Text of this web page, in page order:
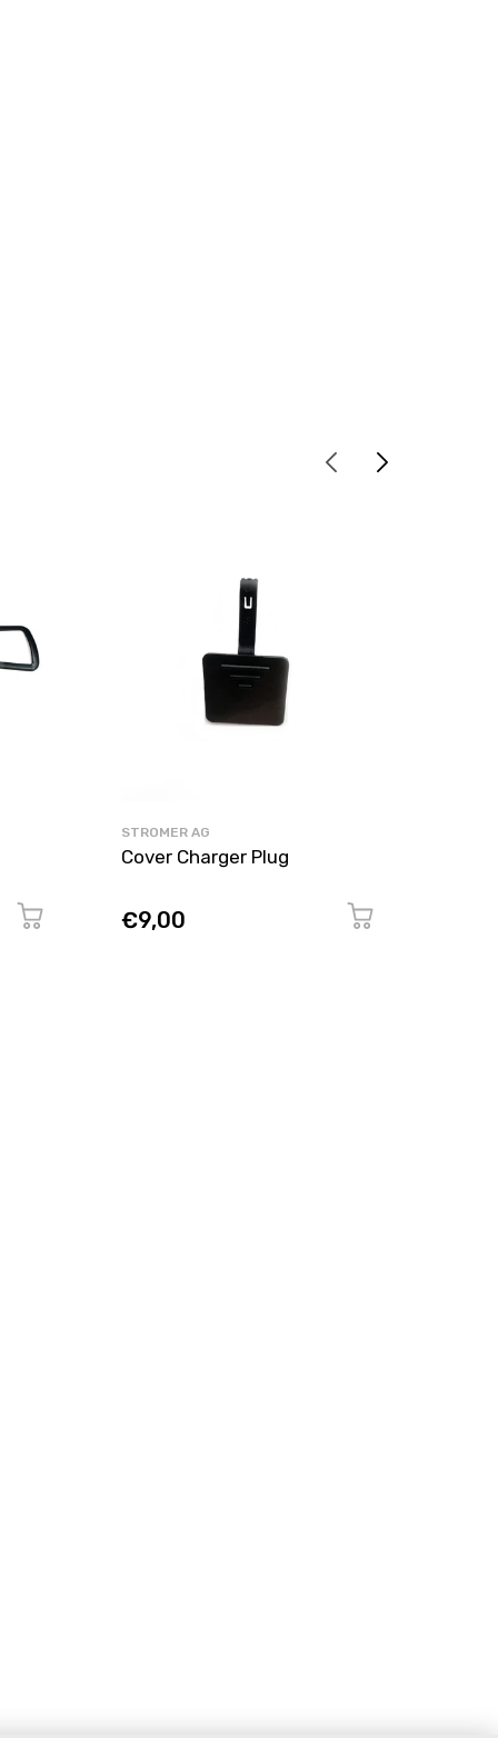
STROMER AG
Cover Charger Plug
€9,00